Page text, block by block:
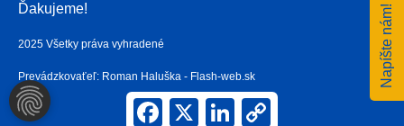
Facebook
X LinkedIn
Ďakujeme!
2025 Všetky práva vyhradené
Prevádzkovaťeľ: Roman Haluška - Flash-web.sk Napíšte nám!
NASTAVENIA COOKIES